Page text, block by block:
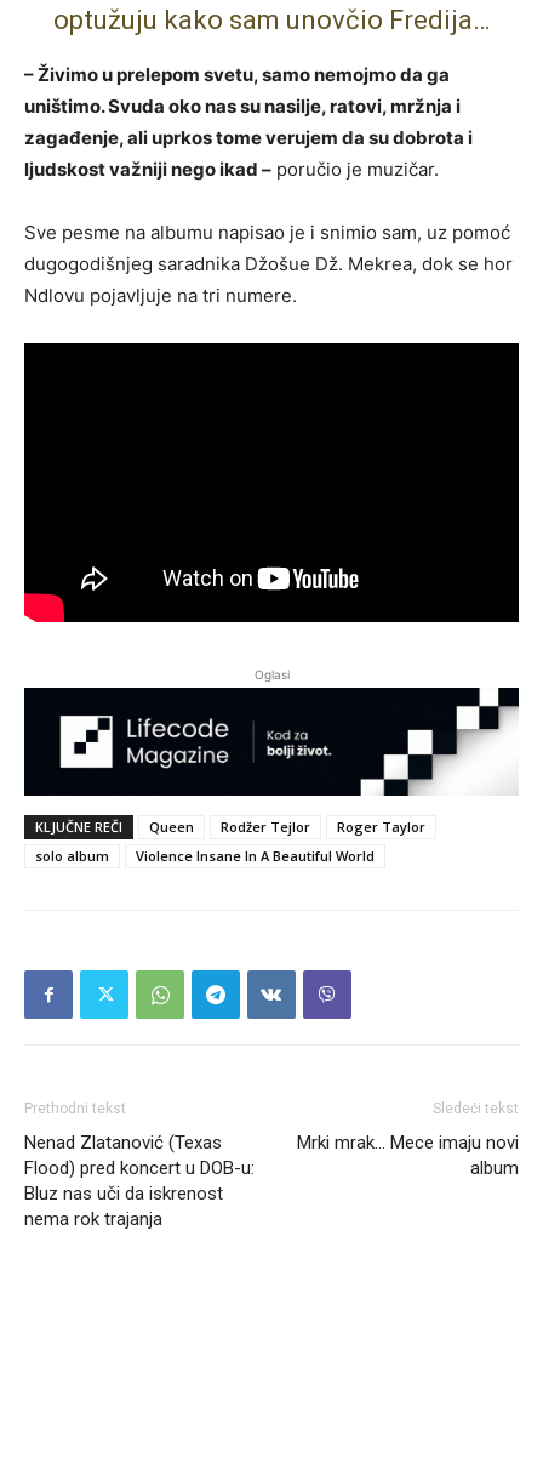
optužuju kako sam unovčio Fredija…
– Živimo u prelepom svetu, samo nemojmo da ga
uništimo. Svuda oko nas su nasilje, ratovi, mržnja i
zagađenje, ali uprkos tome verujem da su dobrota i
ljudskost važniji nego ikad – poručio je muzičar.
Sve pesme na albumu napisao je i snimio sam, uz pomoć
dugogodišnjeg saradnika Džošue Dž. Mekrea, dok se hor
Ndlovu pojavljuje na tri numere.
Oglasi
KLJUČNE REČI Queen Rodžer Tejlor
Roger Taylor
solo album
Violence Insane In A Beautiful World
Prethodni tekst
Nenad Zlatanović (Texas
Flood) pred koncert u DOB-u:
Bluz nas uči da iskrenost
nema rok trajanja
Sledeći tekst
Mrki mrak… Mece imaju novi
album